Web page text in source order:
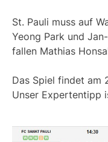
St. Pauli muss auf
Yeong Park und
fallen Mathias
Das Spiel findet am
Unser Expertentipp